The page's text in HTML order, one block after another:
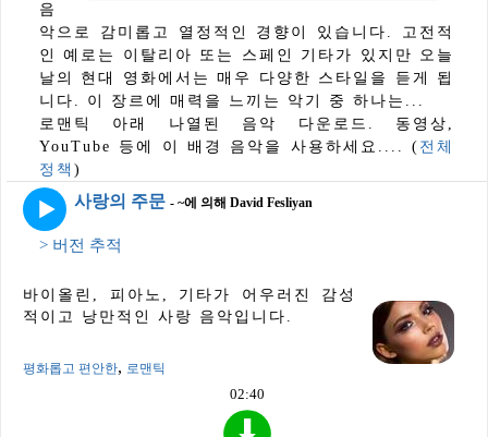
음
악으로 감미롭고 열정적인 경향이 있습니다. 고전적
인 예로는 이탈리아 또는 스페인 기타가 있지만 오늘
날의 현대 영화에서는 매우 다양한 스타일을 듣게 됩
니다. 이 장르에 매력을 느끼는 악기 중 하나는...
로맨틱 아래 나열된 음악 다운로드. 동영상,
YouTube 등에 이 배경 음악을 사용하세요.... ( 전체
정책 )
사랑의 주문 - ~에 의해 David Fesliyan
> 버전 추적
바이올린, 피아노, 기타가 어우러진 감성
적이고 낭만적인 사랑 음악입니다.
평화롭고 편안한, 로맨틱
02:40